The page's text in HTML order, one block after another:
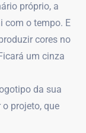
próprio, a
com o tempo. E
cores no
um cinza
da sua
projeto, que